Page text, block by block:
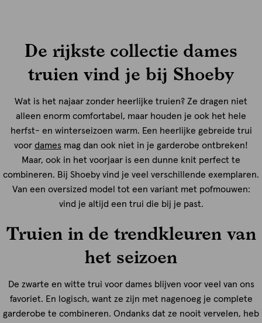
De rijkste collectie dames
truien vind je bij Shoeby
Wat is het najaar zonder heerlijke truien? Ze dragen niet
alleen enorm comfortabel, maar houden je ook het hele
herfst- en winterseizoen warm. Een heerlijke gebreide trui
voor dames mag dan ook niet in je garderobe ontbreken!
Maar, ook in het voorjaar is een dunne knit perfect te
combineren. Bij Shoeby vind je veel verschillende exemplaren.
Van een oversized model tot een variant met pofmouwen:
vind je altijd een trui die bij je past.
Truien in de trendkleuren van
het seizoen
De zwarte en witte trui voor dames blijven voor veel van ons
favoriet. En logisch, want ze zijn met nagenoeg je complete
garderobe te combineren. Ondanks dat ze nooit vervelen, heb